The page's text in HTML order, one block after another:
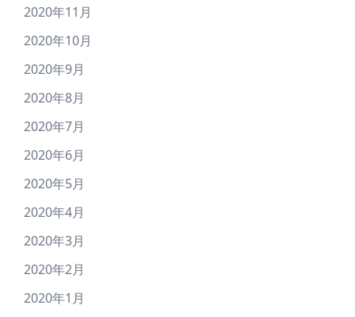
2020年11月
2020年10月
2020年9月
2020年8月
2020年7月
2020年6月
2020年5月
2020年4月
2020年3月
2020年2月
2020年1月